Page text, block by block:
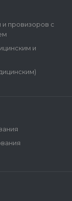
провизоров с
и